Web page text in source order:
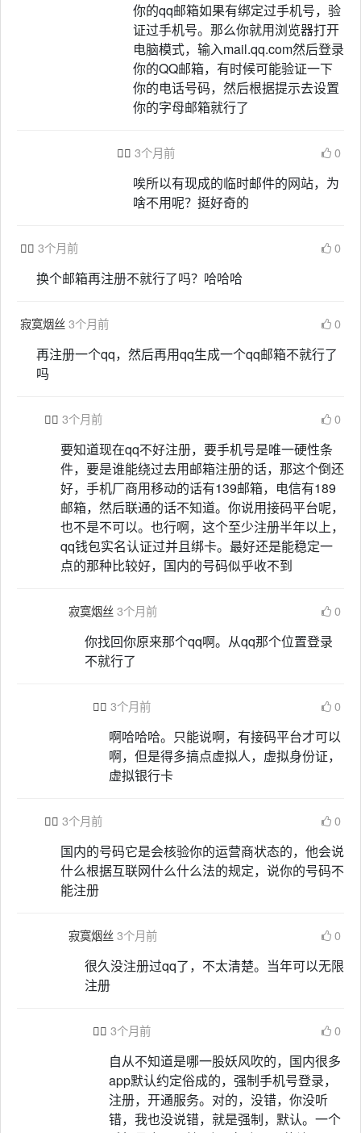
你的qq邮箱如果有绑定过手机号，验
证过手机号。那么你就用浏览器打开
电脑模式，输入mail.qq.com然后登录
你的QQ邮箱，有时候可能验证一下
你的电话号码，然后根据提示去设置
你的字母邮箱就行了
 3个月前 0
唉所以有现成的临时邮件的网站，为
啥不用呢？挺好奇的
 3个月前 0
换个邮箱再注册不就行了吗？哈哈哈
寂寞烟丝 3个月前 0
再注册一个qq，然后再用qq生成一个qq邮箱不就行了
吗
 3个月前 0
要知道现在qq不好注册，要手机号是唯一硬性条
件，要是谁能绕过去用邮箱注册的话，那这个倒还
好，手机厂商用移动的话有139邮箱，电信有189
邮箱，然后联通的话不知道。你说用接码平台呢，
也不是不可以。也行啊，这个至少注册半年以上，
qq钱包实名认证过并且绑卡。最好还是能稳定一
点的那种比较好，国内的号码似乎收不到
寂寞烟丝 3个月前 0
你找回你原来那个qq啊。从qq那个位置登录
不就行了
 3个月前 0
啊哈哈哈。只能说啊，有接码平台才可以
啊，但是得多搞点虚拟人，虚拟身份证，
虚拟银行卡
 3个月前 0
国内的号码它是会核验你的运营商状态的，他会说
什么根据互联网什么什么法的规定，说你的号码不
能注册
寂寞烟丝 3个月前 0
很久没注册过qq了，不太清楚。当年可以无限
注册
 3个月前 0
自从不知道是哪一股妖风吹的，国内很多
app默认约定俗成的，强制手机号登录，
注册，开通服务。对的，没错，你没听
错，我也没说错，就是强制，默认。一个